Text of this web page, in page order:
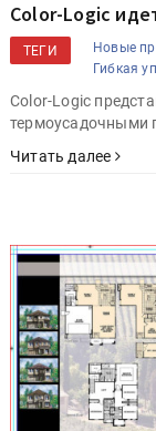
Color-Logic
ТЕГИ Новые
Гибкая
Color-Logic
термоусадочными
Читать далее